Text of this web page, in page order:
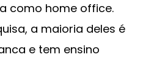
como home office.
a maioria deles é
e tem ensino